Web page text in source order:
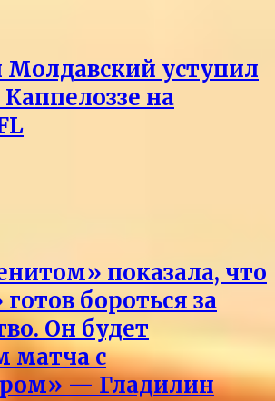
Молдавский уступил
на
показала, что
бороться за
Он будет
матча с
— Гладилин